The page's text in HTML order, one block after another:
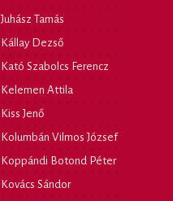
Juhász Tamás
Kállay Dezső
Kató Szabolcs Ferencz
Kelemen Attila
Kiss Jenő
Kolumbán Vilmos József
Koppándi Botond Péter
Kovács Sándor